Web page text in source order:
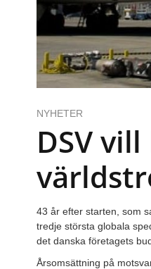
NYHETER
DSV
43 år efter starten, som
tredje största globala
det danska företagets
Årsomsättning på